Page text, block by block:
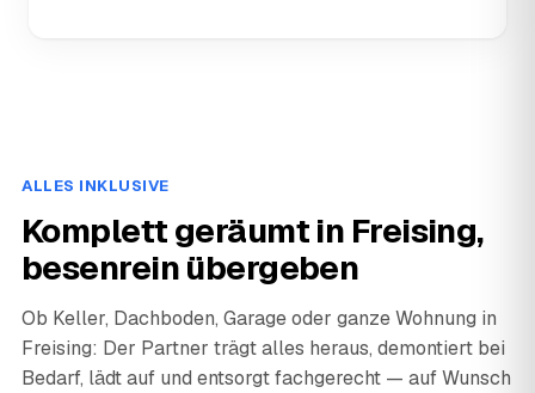
ALLES INKLUSIVE
Komplett geräumt in Freising,
besenrein übergeben
Ob Keller, Dachboden, Garage oder ganze Wohnung in
Freising: Der Partner trägt alles heraus, demontiert bei
Bedarf, lädt auf und entsorgt fachgerecht — auf Wunsch